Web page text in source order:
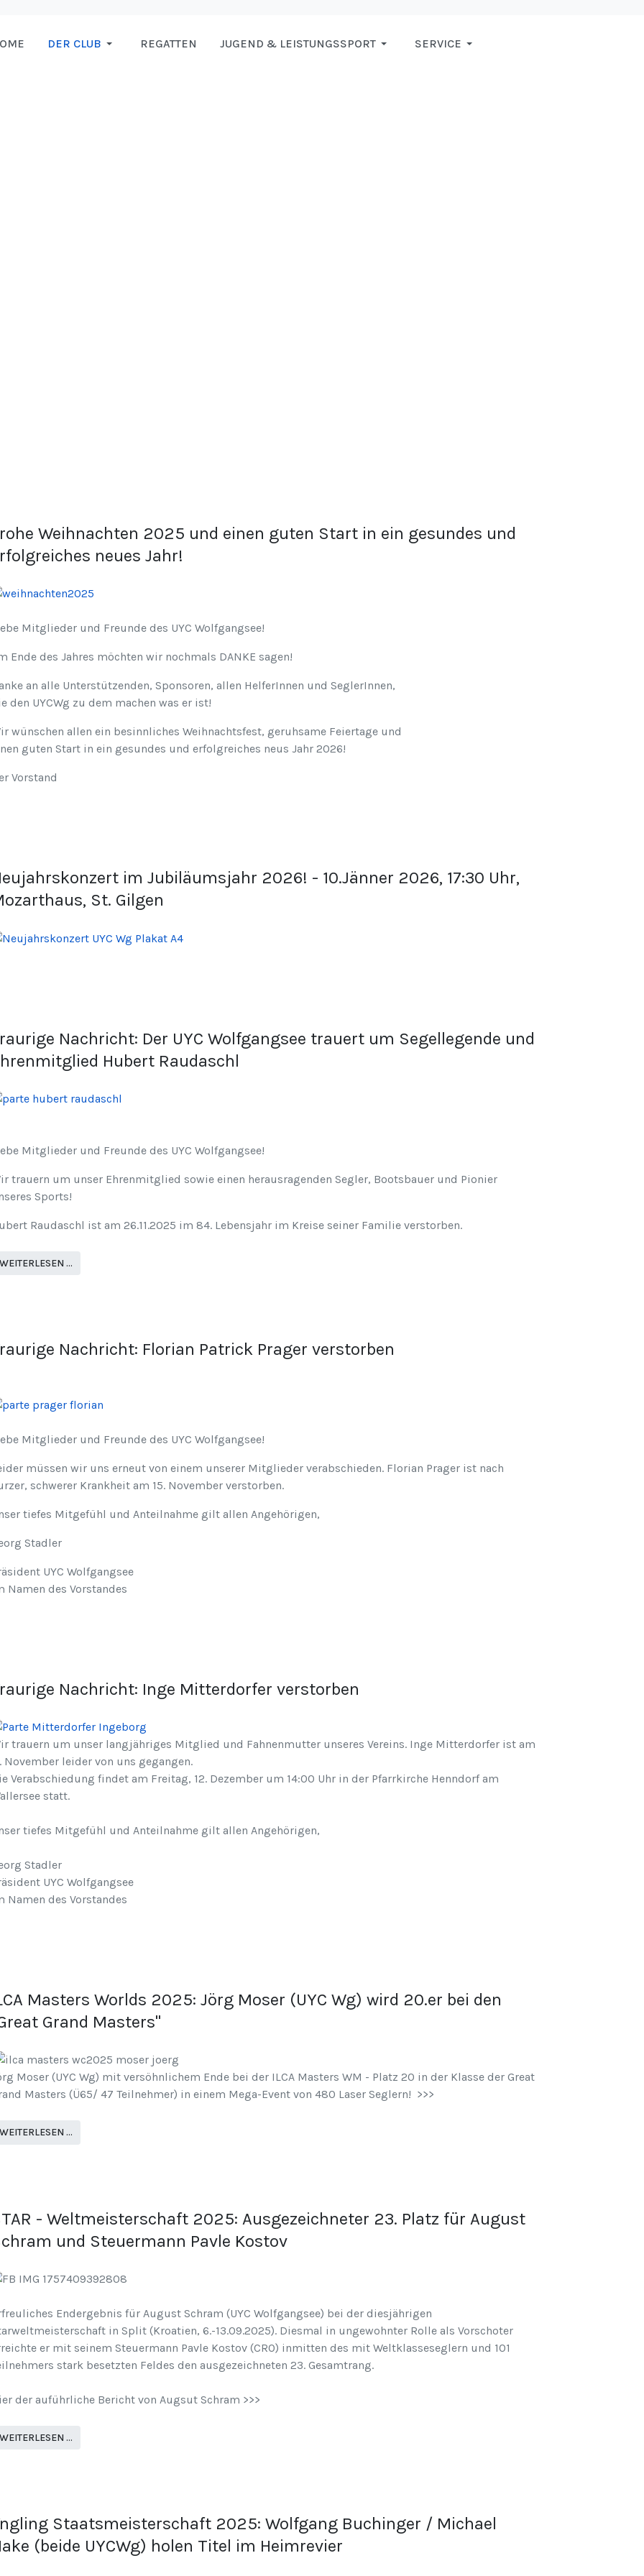
DER CLUB REGATTEN JUGEND & LEISTUNGSSPORT SERVICE
Weihnachten 2025 und einen guten Start in ein gesundes und
neues Jahr!
Mitglieder und Freunde des UYC Wolfgangsee!
Ende des Jahres möchten wir nochmals DANKE sagen!
an alle Unterstützenden, Sponsoren, allen HelferInnen und SeglerInnen,
den UYCWg zu dem machen was er ist!
wünschen allen ein besinnliches Weihnachtsfest, geruhsame Feiertage und
guten Start in ein gesundes und erfolgreiches neus Jahr 2026!
Vorstand
im Jubiläumsjahr 2026! - 10.Jänner 2026, 17:30 Uhr,
St. Gilgen
Nachricht: Der UYC Wolfgangsee trauert um Segellegende und
Hubert Raudaschl
Mitglieder und Freunde des UYC Wolfgangsee!
trauern um unser Ehrenmitglied sowie einen herausragenden Segler, Bootsbauer und Pionier
Sports!
Raudaschl ist am 26.11.2025 im 84. Lebensjahr im Kreise seiner Familie verstorben.
WEITERLESEN …
Nachricht: Florian Patrick Prager verstorben
Mitglieder und Freunde des UYC Wolfgangsee!
müssen wir uns erneut von einem unserer Mitglieder verabschieden. Florian Prager ist nach
schwerer Krankheit am 15. November verstorben.
tiefes Mitgefühl und Anteilnahme gilt allen Angehörigen,
Stadler
UYC Wolfgangsee
Namen des Vorstandes
Nachricht: Inge Mitterdorfer verstorben
trauern um unser langjähriges Mitglied und Fahnenmutter unseres Vereins. Inge Mitterdorfer ist am
November leider von uns gegangen.
Verabschiedung findet am Freitag, 12. Dezember um 14:00 Uhr in der Pfarrkirche Henndorf am
statt.
tiefes Mitgefühl und Anteilnahme gilt allen Angehörigen,
Stadler
UYC Wolfgangsee
Namen des Vorstandes
Masters Worlds 2025: Jörg Moser (UYC Wg) wird 20.er bei den
Grand Masters"
Moser (UYC Wg) mit versöhnlichem Ende bei der ILCA Masters WM - Platz 20 in der Klasse der Great
Masters (Ü65/ 47 Teilnehmer) in einem Mega-Event von 480 Laser Seglern! >>>
WEITERLESEN …
- Weltmeisterschaft 2025: Ausgezeichneter 23. Platz für August
und Steuermann Pavle Kostov
Endergebnis für August Schram (UYC Wolfgangsee) bei der diesjährigen
in Split (Kroatien, 6.-13.09.2025). Diesmal in ungewohnter Rolle als Vorschoter
er mit seinem Steuermann Pavle Kostov (CRO) inmitten des mit Weltklasseseglern und 101
stark besetzten Feldes den ausgezeichneten 23. Gesamtrang.
der auführliche Bericht von Augsut Schram >>>
WEITERLESEN …
Staatsmeisterschaft 2025: Wolfgang Buchinger / Michael
(beide UYCWg) holen Titel im Heimrevier